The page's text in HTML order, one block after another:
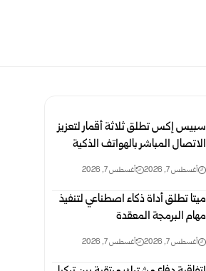
سبيس إكس تطلق ثلاثة أقمار لتعزيز
الاتصال المباشر بالهواتف الذكية
أغسطس 7, 2026 أغسطس 7, 2026
ميتا تطلق أداة ذكاء اصطناعي لتنفيذ
مهام البرمجة المعقدة
أغسطس 7, 2026 أغسطس 7, 2026